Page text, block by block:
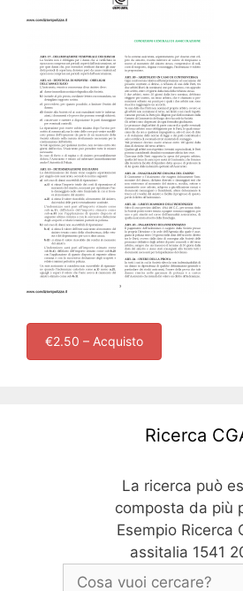
€2.50 – Acquisto
Ricerca
La ricerca può
composta da più
Esempio Ricerca
assitalia 1541